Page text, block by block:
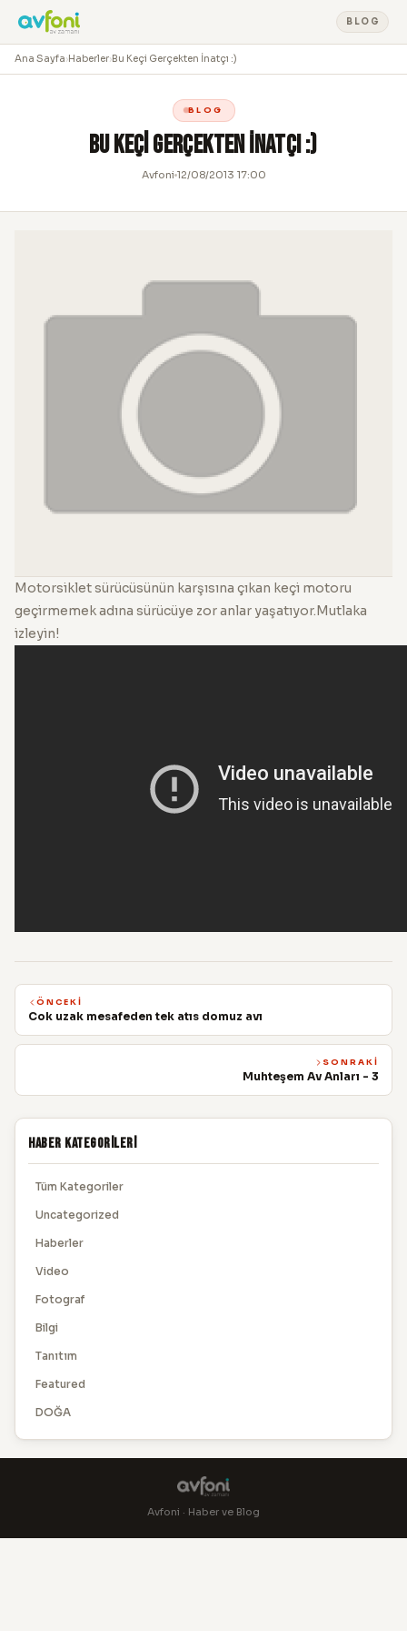
BLOG
Ana Sayfa›Haberler›Bu Keçi Gerçekten İnatçı :)
BLOG
Bu Keçi Gerçekten İnatçı :)
Avfoni 12/08/2013 17:00
Motorsiklet sürücüsünün karşısına çıkan keçi motoru
geçirmemek adına sürücüye zor anlar yaşatıyor.Mutlaka
izleyin!
ÖNCEKI
Cok uzak mesafeden tek atıs domuz avı
SONRAKI
Muhteşem Av Anları - 3
Haber Kategorileri
Tüm Kategoriler
Uncategorized
Haberler
Video
Fotograf
Bilgi
Tanıtım
Featured
DOĞA
Avfoni · Haber ve Blog